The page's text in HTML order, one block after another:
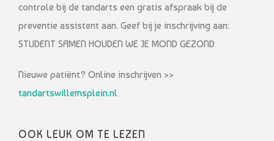
controle bij de tandarts een gratis afspraak bij de
preventie assistent aan. Geef bij je inschrijving aan:
STUDENT SAMEN HOUDEN WE JE MOND GEZOND
Nieuwe patiënt? Online inschrijven >>
tandartswillemsplein.nl
OOK LEUK OM TE LEZEN